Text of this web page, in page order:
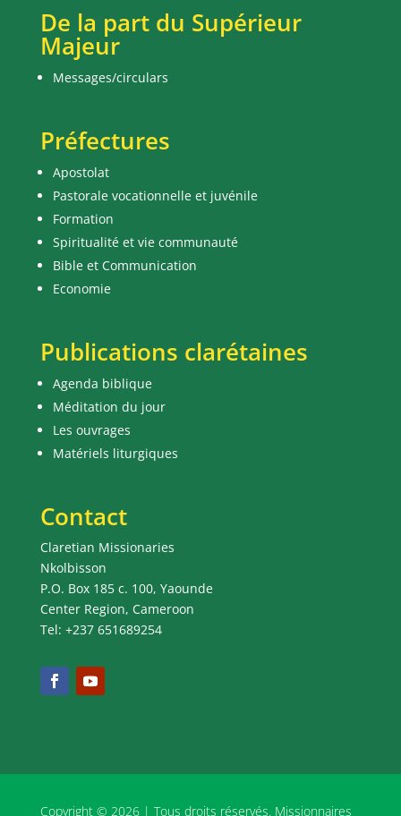
De la part du Supérieur
Majeur
Messages/circulars
Préfectures
Apostolat
Pastorale vocationnelle et juvénile
Formation
Spiritualité et vie communauté
Bible et Communication
Economie
Publications clarétaines
Agenda biblique
Méditation du jour
Les ouvrages
Matériels liturgiques
Contact
Claretian Missionaries
Nkolbisson
P.O. Box 185 c. 100, Yaounde
Center Region, Cameroon
Tel: +237 651689254
Copyright © 2026 | Tous droits réservés. Missionnaires